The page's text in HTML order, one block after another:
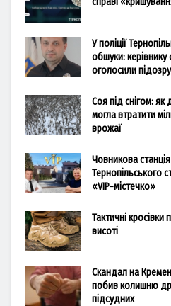
У поліції
обшуки: керівнику
оголосили підозру
Соя під снігом:
могла втратити
врожаї
Човникова
Тернопільського
«VIP-містечко»
Тактичні кросівки
висоті
Скандал на
побив колишню
підсудних